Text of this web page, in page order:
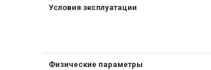
Условия эксплуатации
Физические параметры